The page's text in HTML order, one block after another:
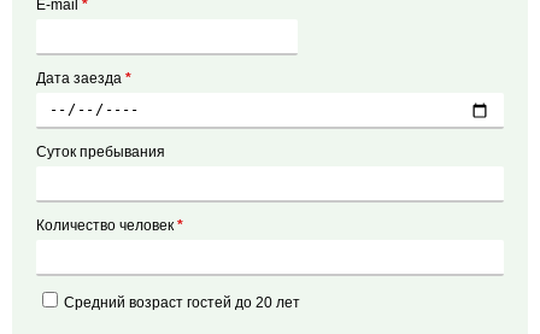
E-mail *
Дата заезда *
Суток пребывания
Количество человек *
Средний возраст гостей до 20 лет